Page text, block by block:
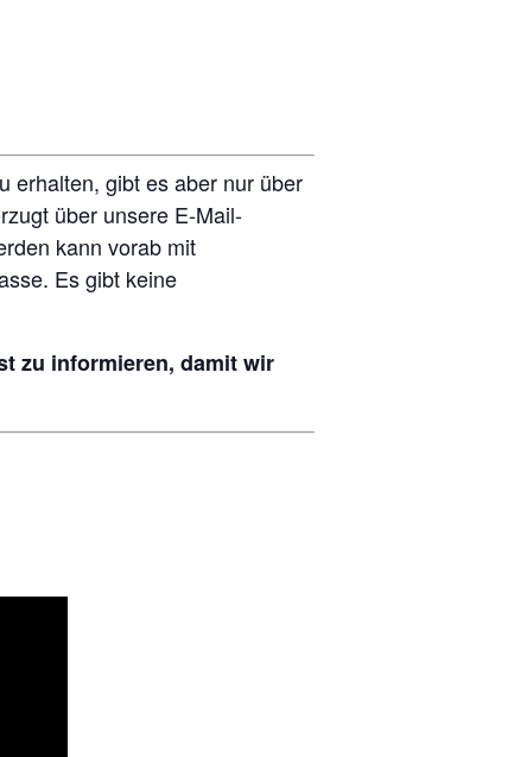
erhalten, gibt es aber nur über
über unsere E-Mail-
kann vorab mit
Es gibt keine
zu informieren, damit wir